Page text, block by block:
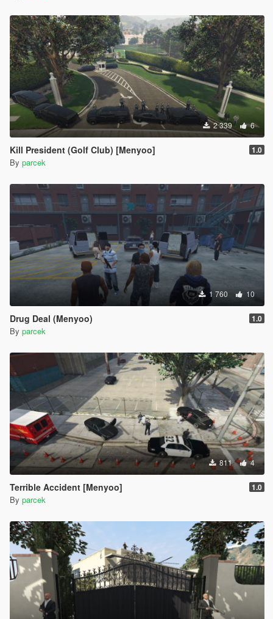
2 339 6
Kill President (Golf Club) [Menyoo] 1.0
By parcek
1 760 10
Drug Deal (Menyoo) 1.0
By parcek
811 4
Terrible Accident [Menyoo] 1.0
By parcek